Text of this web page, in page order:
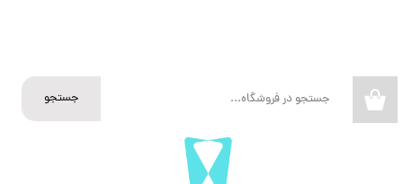
جستجو
تغییر گذر واژه
سفارشات